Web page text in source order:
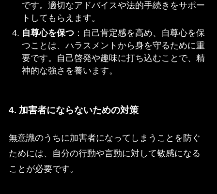
です。適切なアドバイスや法的手続きをサポー
トしてもらえます。
自尊心を保つ：自己肯定感を高め、自尊心を保
つことは、ハラスメントから身を守るために重
要です。自己啓発や趣味に打ち込むことで、精
神的な強さを養います。
4. 加害者にならないための対策
無意識のうちに加害者になってしまうことを防ぐ
ためには、自分の行動や言動に対して敏感になる
ことが必要です。